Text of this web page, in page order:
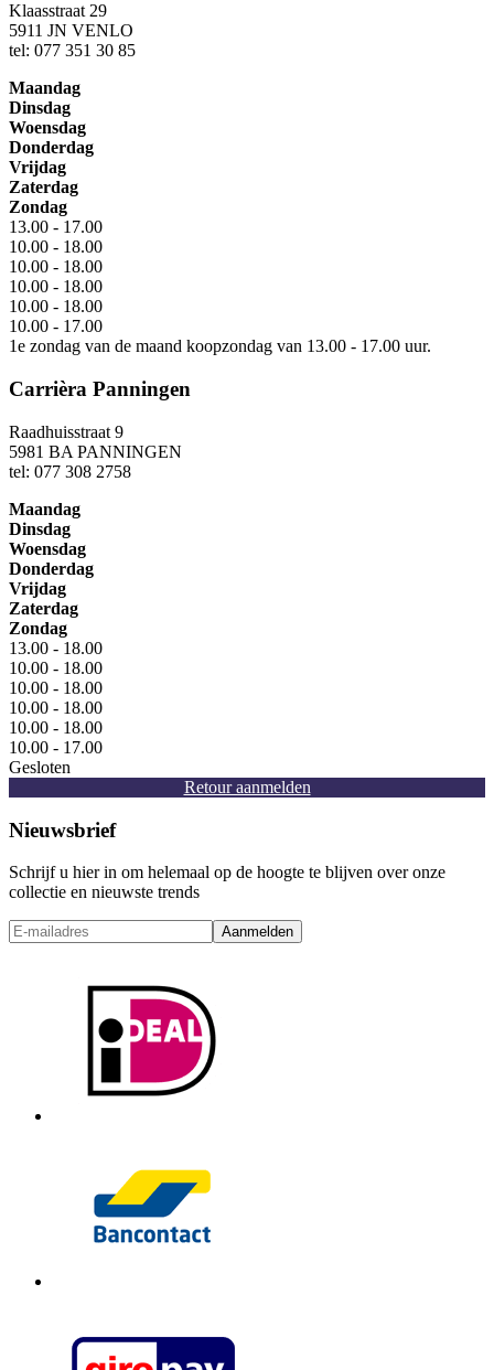
Klaasstraat 29
5911 JN VENLO
tel: 077 351 30 85
Maandag
Dinsdag
Woensdag
Donderdag
Vrijdag
Zaterdag
Zondag
13.00 - 17.00
10.00 - 18.00
10.00 - 18.00
10.00 - 18.00
10.00 - 18.00
10.00 - 17.00
1e zondag van de maand koopzondag van 13.00 - 17.00 uur.
Carrièra Panningen
Raadhuisstraat 9
5981 BA PANNINGEN
tel: 077 308 2758
Maandag
Dinsdag
Woensdag
Donderdag
Vrijdag
Zaterdag
Zondag
13.00 - 18.00
10.00 - 18.00
10.00 - 18.00
10.00 - 18.00
10.00 - 18.00
10.00 - 17.00
Gesloten
Retour aanmelden
Nieuwsbrief
Schrijf u hier in om helemaal op de hoogte te blijven over onze
collectie en nieuwste trends
Aanmelden